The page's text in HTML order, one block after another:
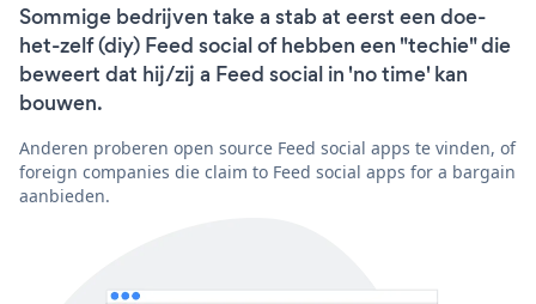
Sommige bedrijven take a stab at eerst een doe-
het-zelf (diy) Feed social of hebben een "techie" die
beweert dat hij/zij a Feed social in 'no time' kan
bouwen.
Anderen proberen open source Feed social apps te vinden, of
foreign companies die claim to Feed social apps for a bargain
aanbieden.